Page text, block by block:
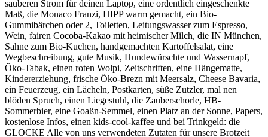
sauberen Strom für deinen Laptop, eine ordentlich eingeschenkte
Maß, die Monaco Franzi, HIPP warm gemacht, ein Bio-
Gummibärchen oder 2, Toiletten, Leitungswasser zum Espresso,
Wein, fairen Cocoba-Kakao mit heimischer Milch, die IN München,
Sahne zum Bio-Kuchen, handgemachten Kartoffelsalat, eine
Wegbeschreibung, gute Musik, Hundewürschte und Wassernapf,
Öko-Tabak, einen roten Wolpi, Zeitschriften, eine Hängematte,
Kindererziehung, frische Öko-Brezn mit Meersalz, Cheese Bavaria,
ein Feuerzeug, ein Lächeln, Postkarten, süße Zutzler, mal nen
blöden Spruch, einen Liegestuhl, die Zauberschorle, HB-
Sommerbier, eine Goaßn-Semmel, einen Platz an der Sonne, Papers,
kostenlose Infos, einen kids-cool-kaffee und bei Trinkgeld: die
GLOCKE Alle von uns verwendeten Zutaten für unsere Brotzeit